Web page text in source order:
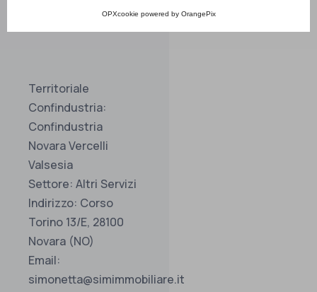
OPXcookie powered by OrangePix
Informazioni
Territoriale
Confindustria:
Confindustria
Novara Vercelli
Valsesia
Settore: Altri Servizi
Indirizzo: Corso
Torino 13/E, 28100
Novara (NO)
Email:
simonetta@simimmobiliare.it